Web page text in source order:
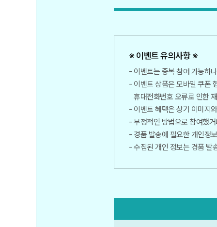
※ 이벤트 유의사항 ※
이벤트는 중복 참여 가능하
이벤트 상품은 모바일 쿠폰
휴대전화번호 오류로 인한
이벤트 혜택은 상기 이미지
부정적인 방법으로 참여했
경품 발송에 필요한 개인정
수집된 개인 정보는 경품 발